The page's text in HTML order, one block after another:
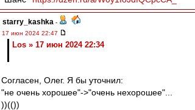
starry_kashka -
17 июн 2024 22:47
Los » 17 июн 2024 22:34
Согласен, Олег. Я бы уточнил:
"не очень хорошее"->"очень нехорошее"...
))(())